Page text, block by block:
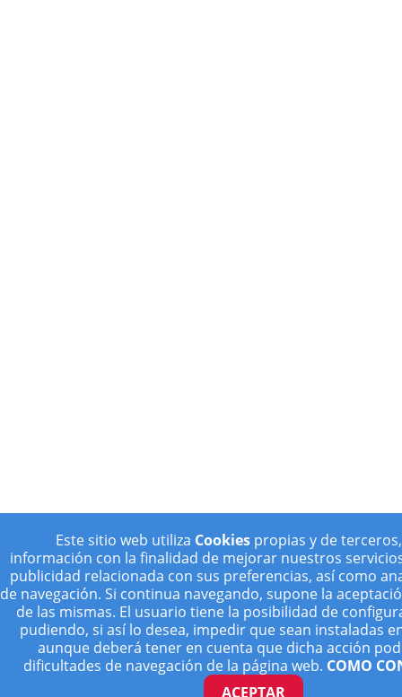
Este sitio web utiliza Cookies propias y de
información con la finalidad de mejorar nuestros
publicidad relacionada con sus preferencias, así como
de navegación. Si continua navegando, supone la
de las mismas. El usuario tiene la posibilidad de
pudiendo, si así lo desea, impedir que sean instaladas
aunque deberá tener en cuenta que dicha acción
dificultades de navegación de la página web. COMO
ACEPTAR